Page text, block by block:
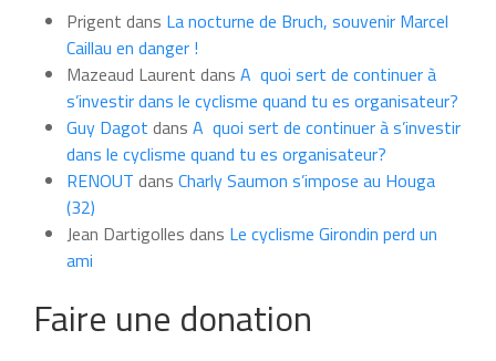
moisPrigent dans La nocturne de Bruch, souvenir Marcel
Caillau en danger !
Mazeaud Laurent dans A quoi sert de continuer à
s’investir dans le cyclisme quand tu es organisateur?
Guy Dagot dans A quoi sert de continuer à s’investir
dans le cyclisme quand tu es organisateur?
RENOUT dans Charly Saumon s’impose au Houga
(32)
Jean Dartigolles dans Le cyclisme Girondin perd un
ami
Faire une donation